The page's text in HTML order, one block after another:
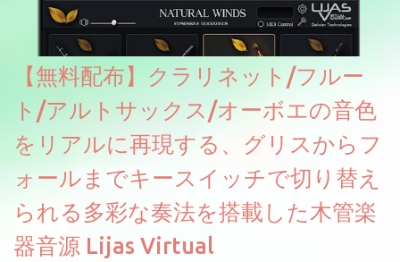
【無料配布】クラリネット/フルー
ト/アルトサックス/オーボエの音色
をリアルに再現する、グリスからフ
ォールまでキースイッチで切り替え
られる多彩な奏法を搭載した木管楽
器音源 Lijas Virtual